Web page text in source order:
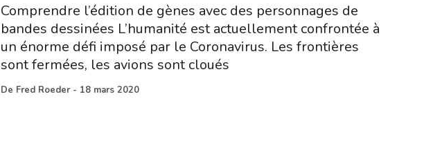
Comprendre l’édition de gènes avec des personnages de
bandes dessinées L’humanité est actuellement confrontée à
un énorme défi imposé par le Coronavirus. Les frontières
sont fermées, les avions sont cloués
De Fred Roeder - 18 mars 2020